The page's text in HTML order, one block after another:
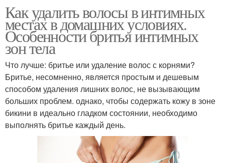
Как удалить волосы в интимных
местах в домашних условиях.
Особенности бритья интимных
зон тела
Что лучше: бритье или удаление волос с корнями?
Бритье, несомненно, является простым и дешевым
способом удаления лишних волос, не вызывающим
больших проблем. однако, чтобы содержать кожу в зоне
бикини в идеально гладком состоянии, необходимо
выполнять бритье каждый день.